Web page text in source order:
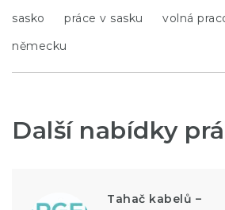
sasko
práce v sasku
volná
německu
Další nabídky
Tahač kabelů –